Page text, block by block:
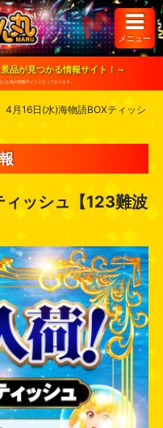
メニュー
品が見つかる情報サイト！～
む為の情報サイトとなっております。
4月16日(水)海物語BOXティッシ
ッシュ【123難波